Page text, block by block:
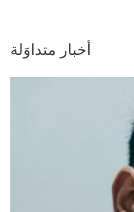
أخبار متداوَلة